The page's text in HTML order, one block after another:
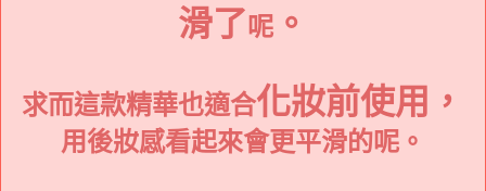
滑了呢 。
求而這款精華也適合化妝前使用，
用後妝感看起來會更平滑的呢 。